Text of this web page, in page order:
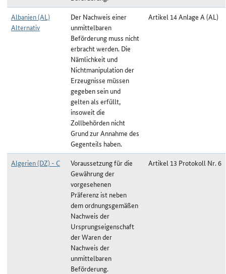
Albanien (AL)
Alternativ
Der Nachweis einer
unmittelbaren
Beförderung muss nicht
erbracht werden. Die
Nämlichkeit und
Nichtmanipulation der
Erzeugnisse müssen
gegeben sein und
gelten als erfüllt,
insoweit die
Zollbehörden nicht
Grund zur Annahme des
Gegenteils haben.
Artikel 14 Anlage A (AL)
Algerien (DZ) - C
Voraussetzung für die
Gewährung der
vorgesehenen
Präferenz ist neben
dem ordnungsgemäßen
Nachweis der
Ursprungseigenschaft
der Waren der
Nachweis der
unmittelbaren
Beförderung.
Artikel 13 Protokoll Nr. 6